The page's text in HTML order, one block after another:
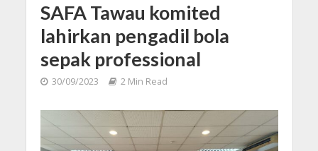
SAFA Tawau komited
lahirkan pengadil bola
sepak professional
30/09/2023 2 Min Read